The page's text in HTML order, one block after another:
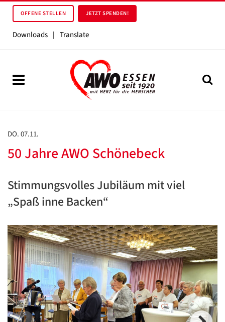
OFFENE STELLEN JETZT SPENDEN!
Downloads | Translate
DO. 07.11.
50 Jahre AWO Schönebeck
Stimmungsvolles Jubiläum mit viel
„Spaß inne Backen“